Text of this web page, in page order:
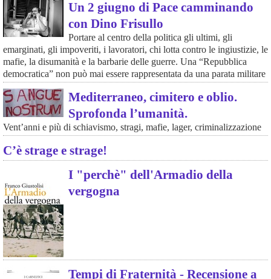
Un 2 giugno di Pace camminando
con Dino Frisullo
Portare al centro della politica gli ultimi, gli
emarginati, gli impoveriti, i lavoratori, chi lotta contro le ingiustizie, le
mafie, la disumanità e la barbarie delle guerre. Una “Repubblica
democratica” non può mai essere rappresentata da una parata militare
Mediterraneo, cimitero e oblio.
Sprofonda l’umanità.
Vent’anni e più di schiavismo, stragi, mafie, lager, criminalizzazione
C’è strage e strage!
I "perchè" dell'Armadio della
vergogna
Tempi di Fraternità - Recensione a